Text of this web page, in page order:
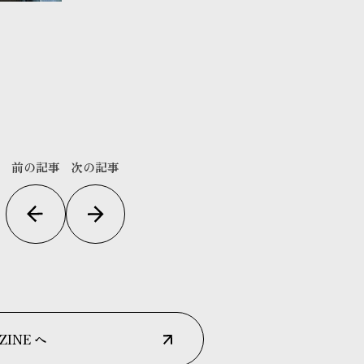
前の記事 次の記事
へ